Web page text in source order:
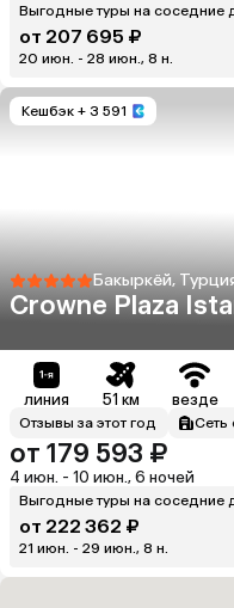
Выгодные туры на соседние
от 207 695 ₽
20 июн. - 28 июн., 8 н.
Кешбэк + 3 591
Бакыркёй,
Crowne Plaza
линия 51 км везде
Отзывы за этот год Сеть
от 179 593 ₽
4 июн. - 10 июн., 6 ночей
Выгодные туры на соседние
от 222 362 ₽
21 июн. - 29 июн., 8 н.